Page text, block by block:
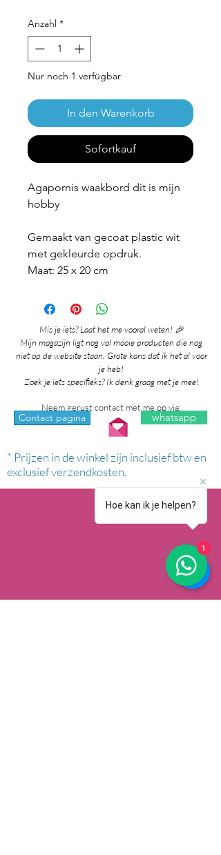
Anzahl *
Nur noch 1 verfügbar
In den Warenkorb
Sofortkauf
Agapornis waakbord dit is mijn
hobby
Gemaakt van gecoat plastic wit
met gekleurde opdruk.
Maat: 25 x 20 cm
Mis je iets? Laat het me vooral weten! 🎉
Mijn magazijn ligt nog vol mooie producten die nog
niet op de website staan. Grote kans dat ik het al voor
je heb!
Zoek je iets specifieks? Ik denk graag met je mee!
Neem gerust contact met me op via:
Contact pagina whatsapp
* Prijzen in de winkel zijn inclusief btw en
exclusief verzendkosten.
Hoe kan ik je helpen?
1